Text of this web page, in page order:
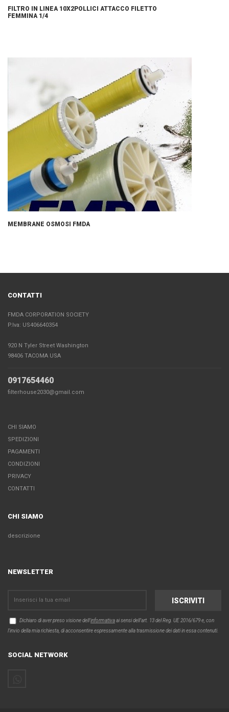
FILTRO IN LINEA 10X2POLLICI ATTACCO FILETTO
FEMMINA 1/4
MEMBRANE OSMOSI FMDA
CONTATTI
FMDA CORPORATION SOCIETY
P.Iva: US406640354
920 N Tyler Street Washington
98406 TACOMA USA
0917654460
filterhouse2030@gmail.com
CHI SIAMO
SPEDIZIONI
PAGAMENTI
CONDIZIONI
PRIVACY
CONTATTI
CHI SIAMO
descrizione
NEWSLETTER
Dichiaro di aver preso visione dell'informativaai sensi dell’art. 13 del Reg. UE 2016/679 e, con
l'invio della mia richiesta, di acconsentire espressamente alla trasmissione dei dati in essa contenuti.
SOCIAL NETWORK